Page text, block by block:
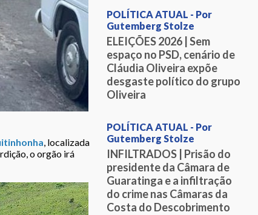
, localizada
o orgão irá
POLÍTICA ATUAL - Por
Gutemberg Stolze
ELEIÇÕES 2026 | Sem
espaço no PSD, cenário de
Cláudia Oliveira expõe
desgaste político do grupo
Oliveira
POLÍTICA ATUAL - Por
Gutemberg Stolze
INFILTRADOS | Prisão do
presidente da Câmara de
Guaratinga e a infiltração
do crime nas Câmaras da
Costa do Descobrimento